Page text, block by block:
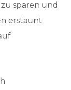
sparen und
erstaunt